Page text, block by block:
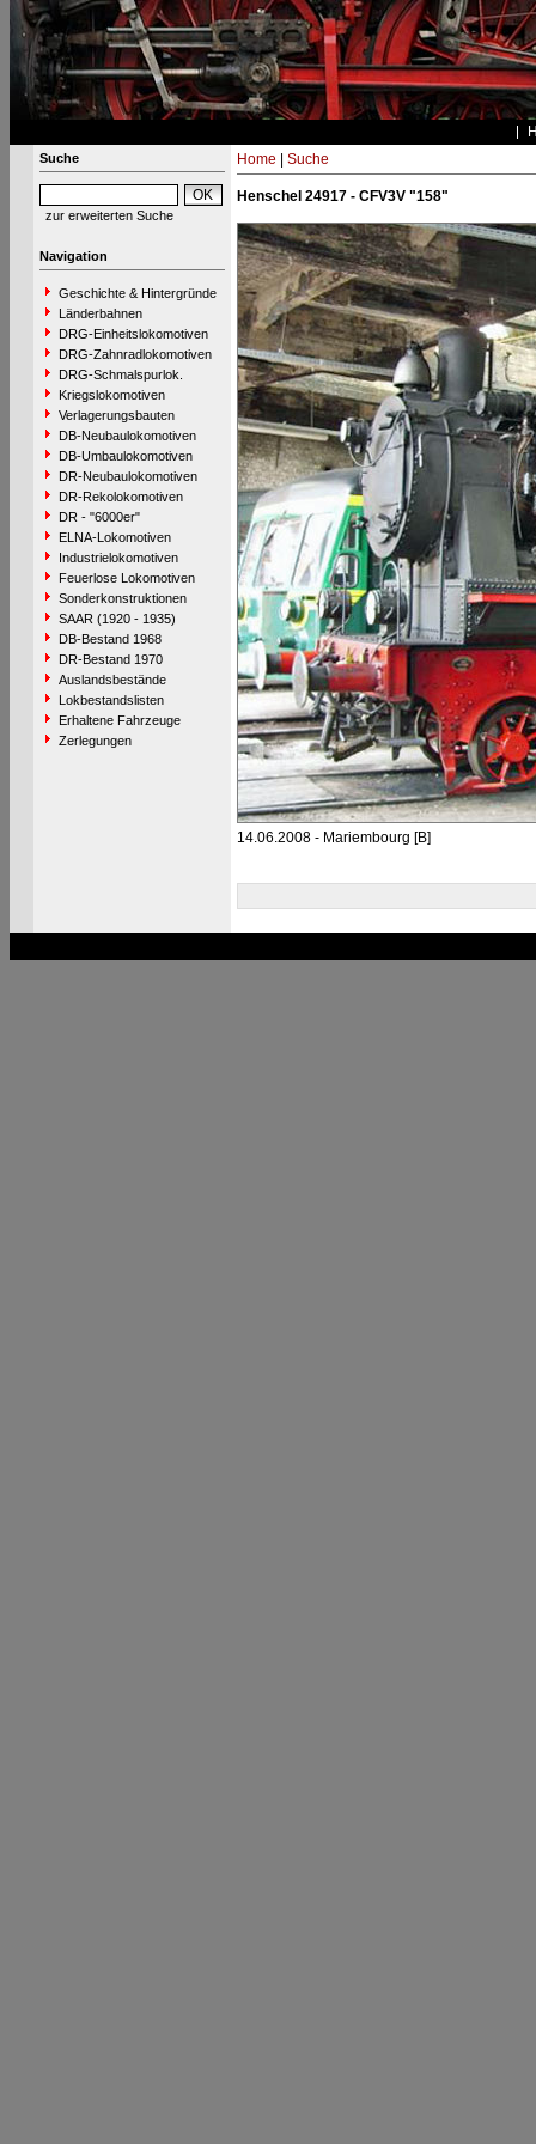
Suche
zur erweiterten Suche
Navigation
Geschichte & Hintergründe
Länderbahnen
DRG-Einheitslokomotiven
DRG-Zahnradlokomotiven
DRG-Schmalspurlok.
Kriegslokomotiven
Verlagerungsbauten
DB-Neubaulokomotiven
DB-Umbaulokomotiven
DR-Neubaulokomotiven
DR-Rekolokomotiven
DR - "6000er"
ELNA-Lokomotiven
Industrielokomotiven
Feuerlose Lokomotiven
Sonderkonstruktionen
SAAR (1920 - 1935)
DB-Bestand 1968
DR-Bestand 1970
Auslandsbestände
Lokbestandslisten
Erhaltene Fahrzeuge
Zerlegungen
Home Suche
Henschel 24917 - CFV3V "158"
14.06.2008 - Mariembourg [B]